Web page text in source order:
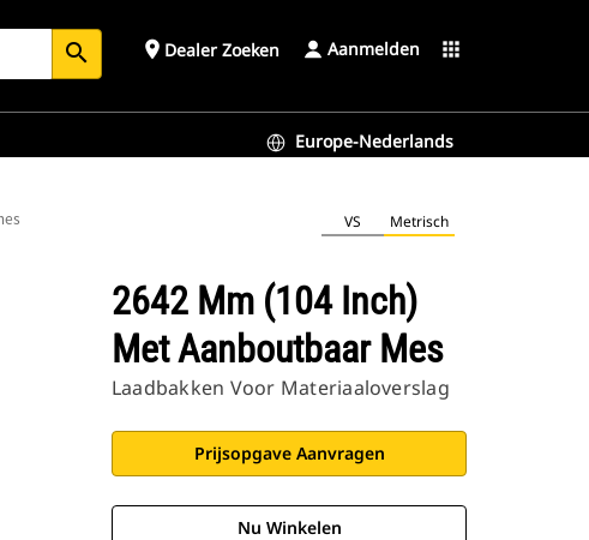
search place Dealer Zoeken Aanmelden apps
Europe-Nederlands
VS Metrisch
2642 Mm (104 Inch)
Met Aanboutbaar Mes
Laadbakken Voor Materiaaloverslag
Prijsopgave Aanvragen
Nu Winkelen